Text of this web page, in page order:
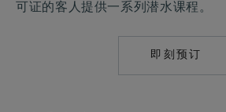
可证的客人提供一系列潜水课程。
即刻预订
MAILTO: